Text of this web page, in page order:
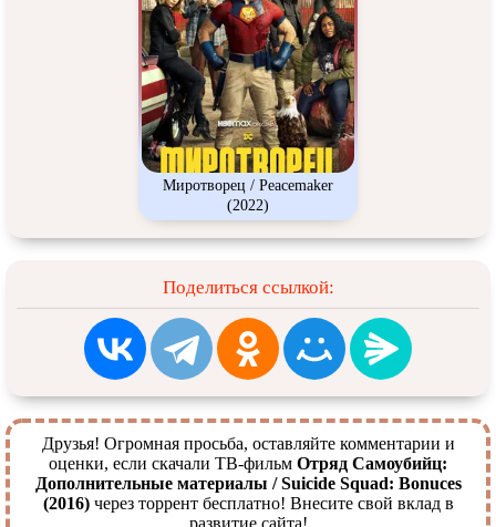
Миротворец / Peacemaker
(2022)
Поделиться ссылкой:
Друзья! Огромная просьба, оставляйте комментарии и
оценки, если скачали ТВ-фильм Отряд Самоубийц:
Дополнительные материалы / Suicide Squad: Bonuces
(2016)через торрент бесплатно! Внесите свой вклад в